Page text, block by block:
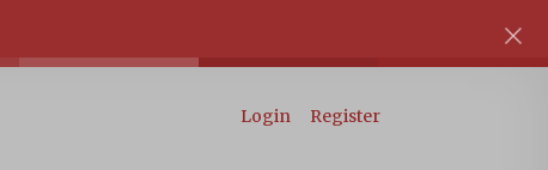
Login Register